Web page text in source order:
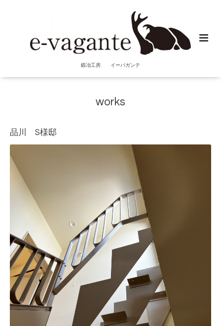
鍛冶工房 イーバガンテ
works
品川 S様邸